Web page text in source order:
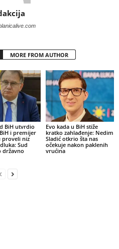
MORE FROM AUTHOR
BiH utvrdio
i premijer
proveli niz
Sud
državno
Evo kada u BiH stiže
kratko zahlađenje: Nedim
Sladić otkrio šta nas
očekuje nakon paklenih
vrućina